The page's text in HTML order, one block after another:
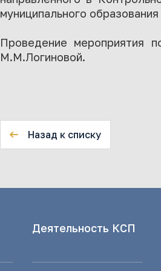
муниципального
Проведение мероприятия
М.М.Логиновой.
Назад к списку
Деятельность КСП